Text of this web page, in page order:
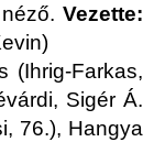
néző. Vezette:
(Ihrig-Farkas,
Sigér Á.
76.), Hangya